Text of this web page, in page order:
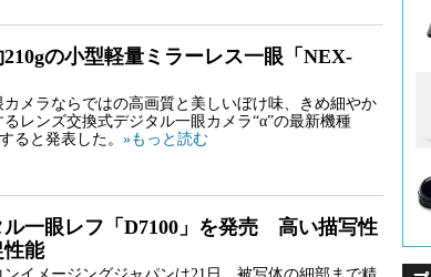
の小型軽量ミラーレス一眼「NEX-
カメラならではの高画質と美しいぼけ味、きめ細やか
レンズ交換式デジタル一眼カメラ“α”の最新機種
ると発表した。 »もっと読む
ル一眼レフ「D7100」を発売 高い描写性
性能